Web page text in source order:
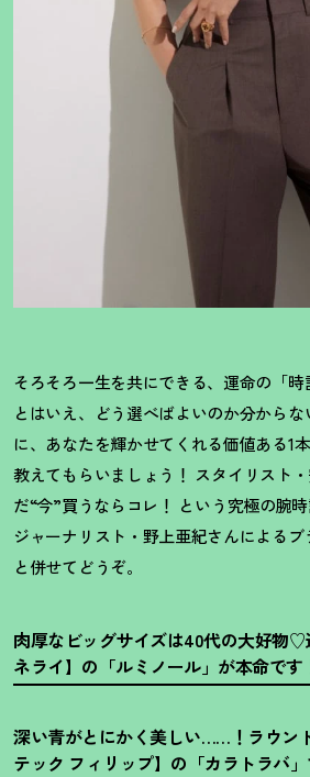
そろそろ一生を共にできる、運命の「時
とはいえ、どう選べばよいのか分から
に、あなたを輝かせてくれる価値ある1
教えてもらいましょう ！ スタイリスト
だ“今”買うならコレ ！ という究極の腕
ジャーナリスト・野上亜紀さんによる
と併せてどうぞ。
肉厚なビッグサイズは40代の大好物
ネライ】の「ルミノール」が本命です
深い青がとにかく美しい…… ！ ラウン
テック フィリップ】の「カラトラバ